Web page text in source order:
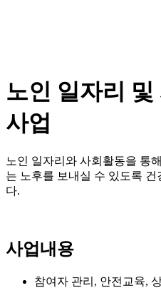
노인 일자리
사업
노인 일자리와 사회활동을 통
는 노후를 보내실 수 있도록
다.
사업내용
참여자 관리, 안전교육,